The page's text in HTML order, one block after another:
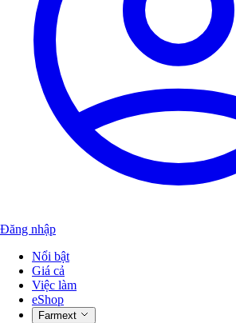
Đăng nhập
Nổi bật
Giá cả
Việc làm
eShop
Farmext